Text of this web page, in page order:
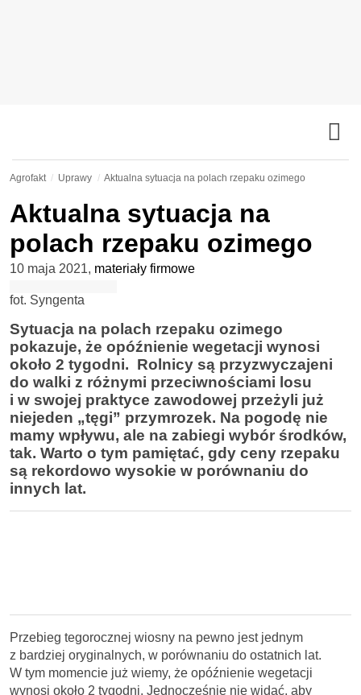
Agrofakt Uprawy Aktualna sytuacja na polach rzepaku ozimego
Aktualna sytuacja na
polach rzepaku ozimego
10 maja 2021, materiały firmowe
fot. Syngenta
Sytuacja na polach rzepaku ozimego
pokazuje, że opóźnienie wegetacji wynosi
około 2 tygodni. Rolnicy są przyzwyczajeni
do walki z różnymi przeciwnościami losu
i w swojej praktyce zawodowej przeżyli już
niejeden „tęgi” przymrozek. Na pogodę nie
mamy wpływu, ale na zabiegi wybór środków,
tak. Warto o tym pamiętać, gdy ceny rzepaku
są rekordowo wysokie w porównaniu do
innych lat.
Przebieg tegorocznej wiosny na pewno jest jednym
z bardziej oryginalnych, w porównaniu do ostatnich lat.
W tym momencie już wiemy, że opóźnienie wegetacji
wynosi około 2 tygodni. Jednocześnie nie widać, aby